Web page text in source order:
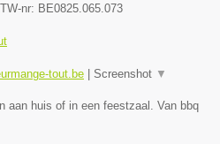
nr: BE0825.065.073
tout.be Screenshot ▼
aan huis of in een feestzaal. Van bbq